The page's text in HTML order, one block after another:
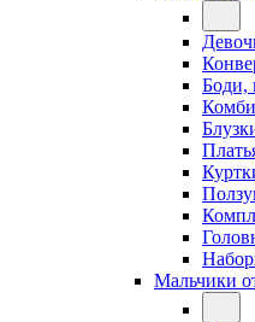
Боди,
Мальчики